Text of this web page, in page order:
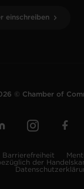
einschreiben
© Chamber of
Barrierefreiheit
der